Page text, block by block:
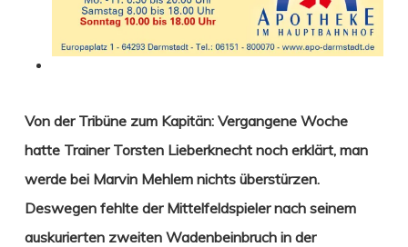
Von der Tribüne zum Kapitän: Vergangene Woche
hatte Trainer Torsten Lieberknecht noch erklärt, man
werde bei Marvin Mehlem nichts überstürzen.
Deswegen fehlte der Mittelfeldspieler nach seinem
auskurierten zweiten Wadenbeinbruch in der